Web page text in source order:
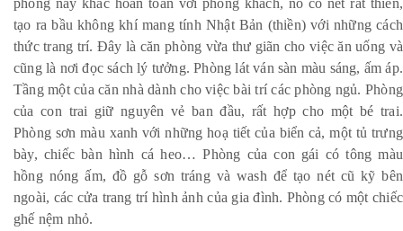
tạo ra bầu không khí mang tính Nhật Bản (thiền) với những cách
thức trang trí. Đây là căn phòng vừa thư giãn cho việc ăn uống và
cũng là nơi đọc sách lý tưởng. Phòng lát ván sàn màu sáng, ấm áp.
Tầng một của căn nhà dành cho việc bài trí các phòng ngủ. Phòng
của con trai giữ nguyên vẻ ban đầu, rất hợp cho một bé trai.
Phòng sơn màu xanh với những hoạ tiết của biển cả, một tủ trưng
bày, chiếc bàn hình cá heo… Phòng của con gái có tông màu
hồng nóng ấm, đồ gỗ sơn tráng và wash để tạo nét cũ kỹ bên
ngoài, các cửa trang trí hình ảnh của gia đình. Phòng có một chiếc
ghế nệm nhỏ.